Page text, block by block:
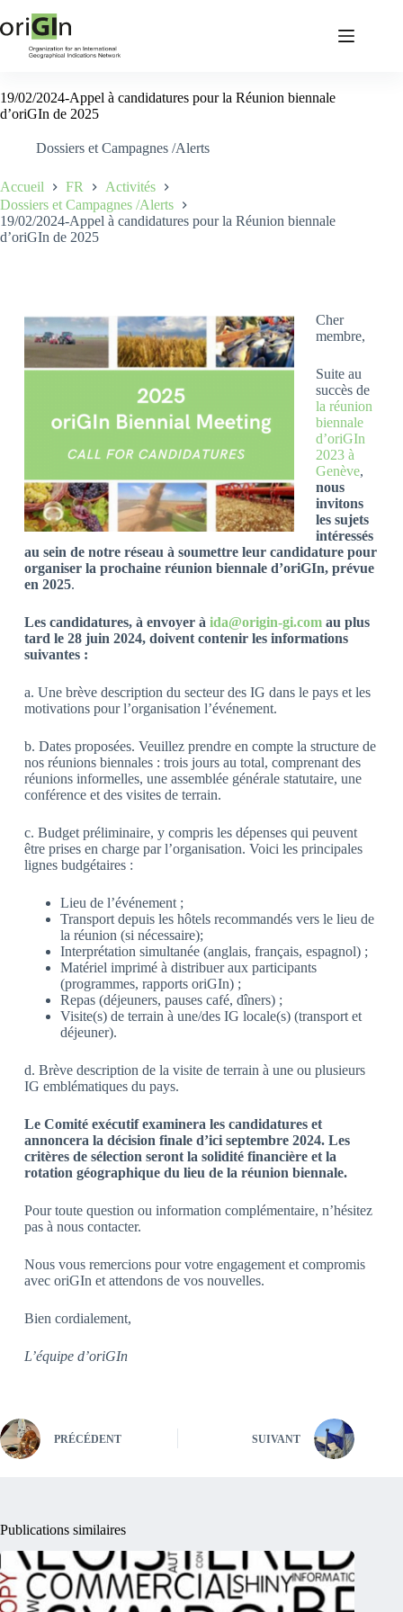
19/02/2024-Appel à candidatures pour la Réunion biennale
d’oriGIn de 2025
Dossiers et Campagnes /Alerts
Accueil FR
Activités
Dossiers et Campagnes /Alerts
19/02/2024-Appel à candidatures pour la Réunion biennale
d’oriGIn de 2025
Cher
membre,
Suite au
succès de
la réunion
biennale
d’oriGIn
2023 à
Genève,
nous
invitons
les sujets
intéressés
au sein de notre réseau à soumettre leur candidature pour
organiser la prochaine réunion biennale d’oriGIn, prévue
en 2025.
Les candidatures, à envoyer à ida@origin-gi.comau plus
tard le 28 juin 2024, doivent contenir les informations
suivantes :
a. Une brève description du secteur des IG dans le pays et les
motivations pour l’organisation l’événement.
b. Dates proposées. Veuillez prendre en compte la structure de
nos réunions biennales : trois jours au total, comprenant des
réunions informelles, une assemblée générale statutaire, une
conférence et des visites de terrain.
c. Budget préliminaire, y compris les dépenses qui peuvent
être prises en charge par l’organisation. Voici les principales
lignes budgétaires :
Lieu de l’événement ;
Transport depuis les hôtels recommandés vers le lieu de
la réunion (si nécessaire);
Interprétation simultanée (anglais, français, espagnol) ;
Matériel imprimé à distribuer aux participants
(programmes, rapports oriGIn) ;
Repas (déjeuners, pauses café, dîners) ;
Visite(s) de terrain à une/des IG locale(s) (transport et
déjeuner).
d. Brève description de la visite de terrain à une ou plusieurs
IG emblématiques du pays.
Le Comité exécutif examinera les candidatures et
annoncera la décision finale d’ici septembre 2024. Les
critères de sélection seront la solidité financière et la
rotation géographique du lieu de la réunion biennale.
Pour toute question ou information complémentaire, n’hésitez
pas à nous contacter.
Nous vous remercions pour votre engagement et compromis
avec oriGIn et attendons de vos nouvelles.
Bien cordialement,
L’équipe d’oriGIn
PRÉCÉDENT SUIVANT
Publications similaires